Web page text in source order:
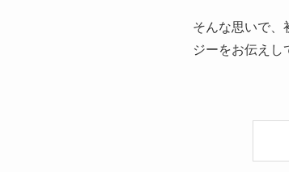
そんな思いで、
ジーをお伝えし